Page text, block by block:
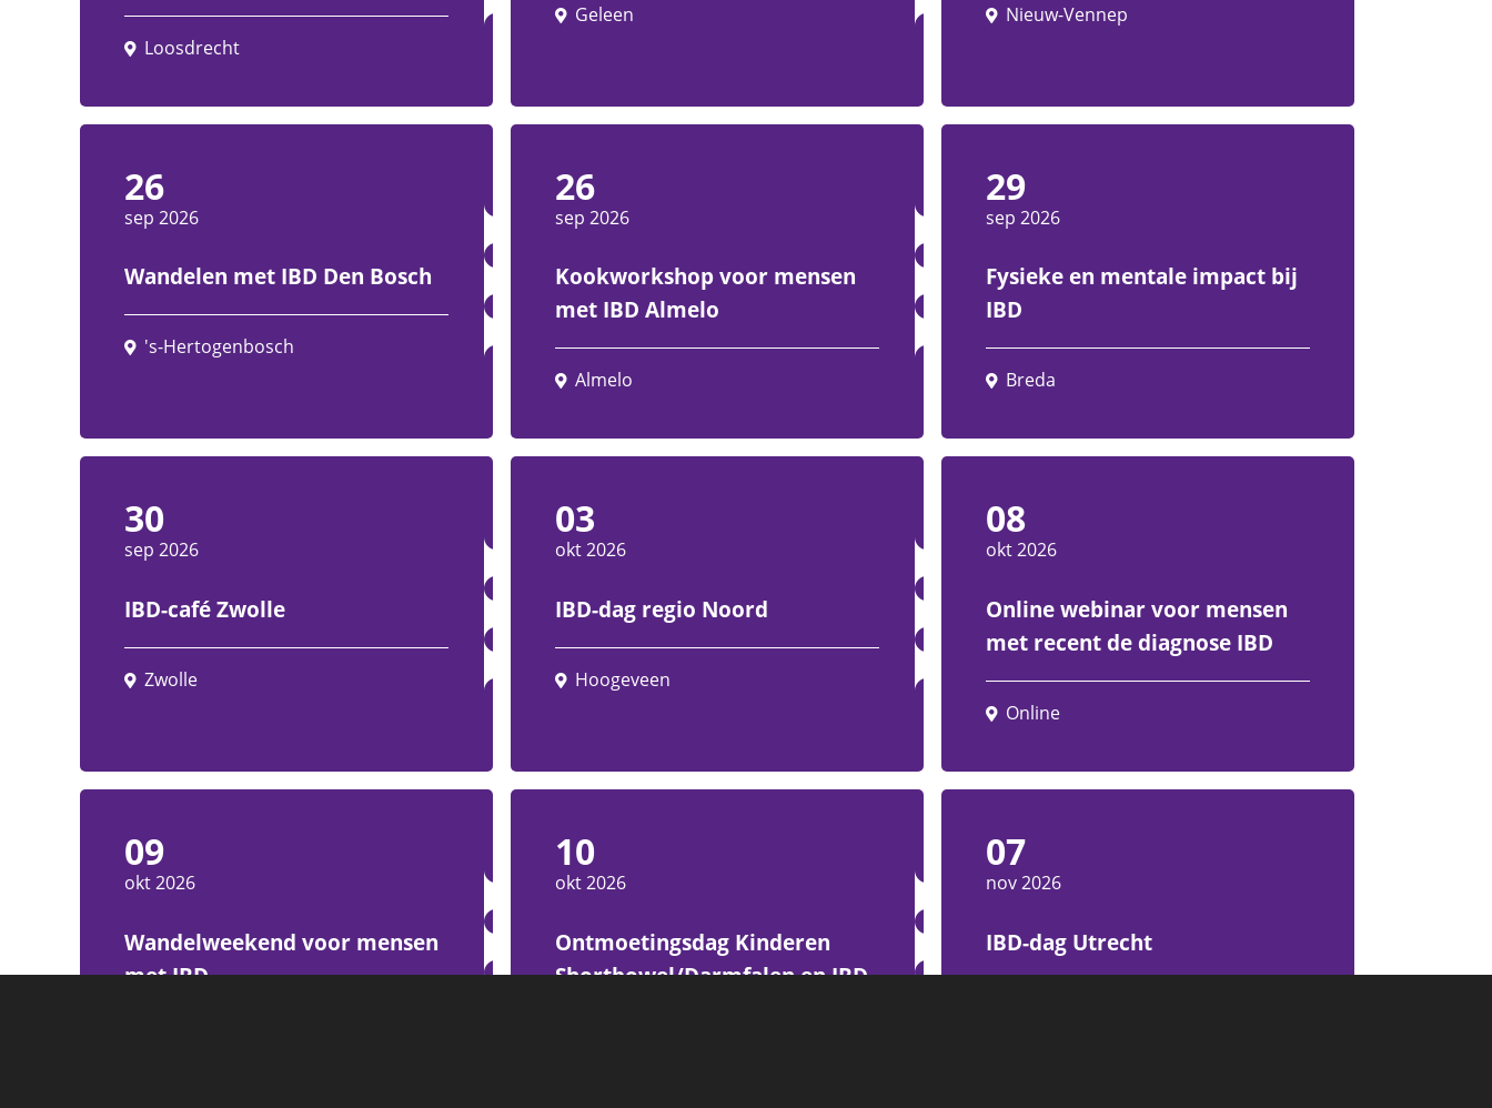
Loosdrecht
Geleen Nieuw-Vennep
26
sep 2026
Wandelen met IBD Den Bosch
's-Hertogenbosch
26
sep 2026
Kookworkshop voor mensen
met IBD Almelo
Almelo
29
sep 2026
Fysieke en mentale impact bij
IBD
Breda
30
sep 2026
IBD-café Zwolle
Zwolle
03
okt 2026
IBD-dag regio Noord
Hoogeveen
08
okt 2026
Online webinar voor mensen
met recent de diagnose IBD
Online
09
okt 2026
Wandelweekend voor mensen
met IBD
10
okt 2026
Ontmoetingsdag Kinderen
Shortbowel/Darmfalen en IBD
07
nov 2026
IBD-dag Utrecht